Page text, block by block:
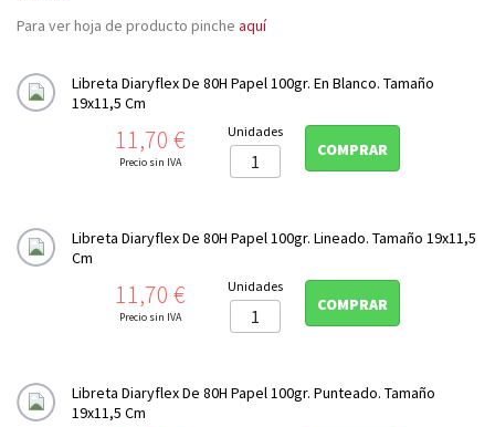
Fine Art Natural Line
Fine Art Canvas
Impresion doble cara
Libretas de notas y bocetos
Para ver hoja de producto pinche aquí
Libreta Diaryflex De 80H Papel 100gr. En Blanco. Tamaño
19x11,5 Cm
Precio
11,70 €
Precio sin IVA
Unidades
COMPRAR
Libreta Diaryflex De 80H Papel 100gr. Lineado. Tamaño 19x11,5
Cm
Precio
11,70 €
Precio sin IVA
Unidades
COMPRAR
Libreta Diaryflex De 80H Papel 100gr. Punteado. Tamaño
19x11,5 Cm